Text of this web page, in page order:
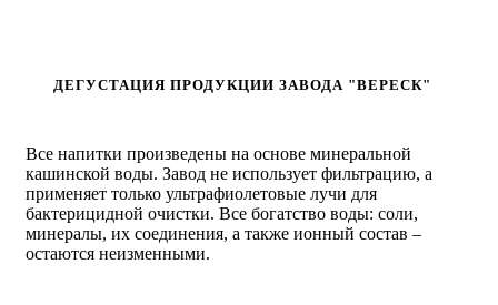
ДЕГУСТАЦИЯ ПРОДУКЦИИ ЗАВОДА "ВЕРЕСК"
Все напитки произведены на основе минеральной
кашинской воды. Завод не использует фильтрацию, а
применяет только ультрафиолетовые лучи для
бактерицидной очистки. Все богатство воды: соли,
минералы, их соединения, а также ионный состав –
остаются неизменными.